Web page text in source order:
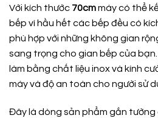
Với kích thước 70cmmáy có thể
bếp vì hầu hết các bếp đều có
phù hợp với những không gian
sang trọng cho gian bếp của
làm bằng chất liệu inox và kính
máy và độ an toàn cho người sử
Đây là dòng sản phẩm gắn tường